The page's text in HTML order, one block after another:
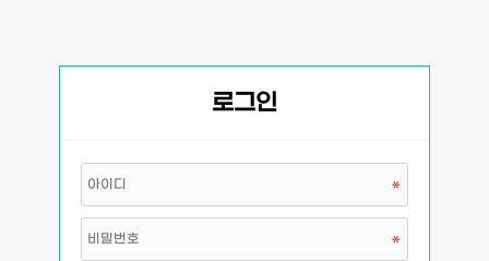
로그인